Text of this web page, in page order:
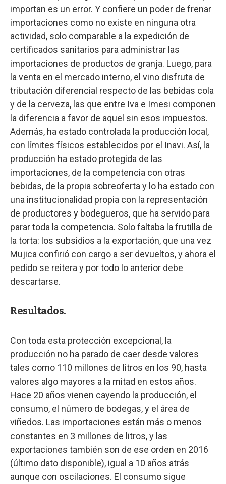
importan es un error. Y confiere un poder de frenar
importaciones como no existe en ninguna otra
actividad, solo comparable a la expedición de
certificados sanitarios para administrar las
importaciones de productos de granja. Luego, para
la venta en el mercado interno, el vino disfruta de
tributación diferencial respecto de las bebidas cola
y de la cerveza, las que entre Iva e Imesi componen
la diferencia a favor de aquel sin esos impuestos.
Además, ha estado controlada la producción local,
con límites físicos establecidos por el Inavi. Así, la
producción ha estado protegida de las
importaciones, de la competencia con otras
bebidas, de la propia sobreoferta y lo ha estado con
una institucionalidad propia con la representación
de productores y bodegueros, que ha servido para
parar toda la competencia. Solo faltaba la frutilla de
la torta: los subsidios a la exportación, que una vez
Mujica confirió con cargo a ser devueltos, y ahora el
pedido se reitera y por todo lo anterior debe
descartarse.
Resultados.
Con toda esta protección excepcional, la
producción no ha parado de caer desde valores
tales como 110 millones de litros en los 90, hasta
valores algo mayores a la mitad en estos años.
Hace 20 años vienen cayendo la producción, el
consumo, el número de bodegas, y el área de
viñedos. Las importaciones están más o menos
constantes en 3 millones de litros, y las
exportaciones también son de ese orden en 2016
(último dato disponible), igual a 10 años atrás
aunque con oscilaciones. El consumo sigue